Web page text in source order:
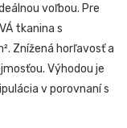
voľbou. Pre
tkanina s
Znížená horľavosť a
Výhodou je
v porovnaní s